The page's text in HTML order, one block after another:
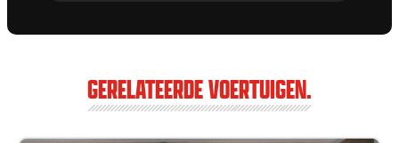
GERELATEERDE VOERTUIGEN.